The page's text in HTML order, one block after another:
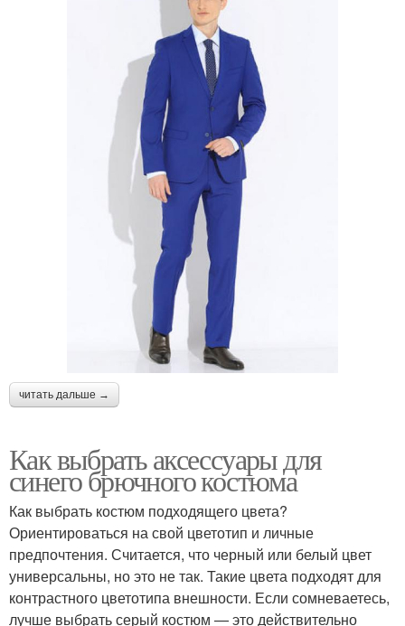
читать дальше →
Как выбрать аксессуары для
синего брючного костюма
Как выбрать костюм подходящего цвета?
Ориентироваться на свой цветотип и личные
предпочтения. Считается, что черный или белый цвет
универсальны, но это не так. Такие цвета подходят для
контрастного цветотипа внешности. Если сомневаетесь,
лучше выбрать серый костюм — это действительно